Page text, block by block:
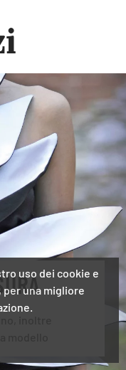
modello
uso dei cookie e
una migliore